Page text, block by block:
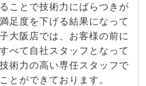
ことで技術力にばらつきが
足度を下げる結果になって
大阪店では、お客様の前に
べて自社スタッフとなって
術力の高い専任スタッフで
とができております。